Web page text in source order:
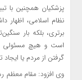
پزشکیان همچنین با
نظام اسلامی، اظهار
برتری، بلکه بار
است و هیچ مسئولی
گرفتن از مردم یا
وی افزود: مقام معظم